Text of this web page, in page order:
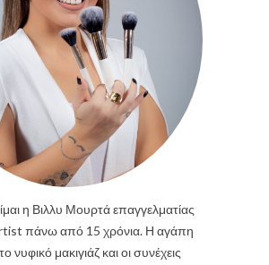
η Βιλλυ Μουρτά επαγγελματίας
πάνω από 15 χρόνια. Η αγάπη
νυφικό μακιγιάζ και οι συνέχεις